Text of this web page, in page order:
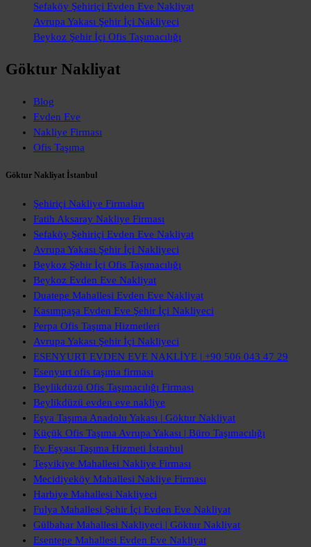
Sefaköy Şehiriçi Evden Eve Nakliyat
Avrupa Yakası Şehir İçi Nakliyeci
Beykoz Şehir İçi Ofis Taşımacılığı
Göktur Nakliyat
Blog
Evden Eve
Nakliye Firması
Ofis Taşıma
Göktur Nakliyat İstanbul
Şehiriçi Nakliye Firmaları
Fatih Aksaray Nakliye Firması
Sefaköy Şehiriçi Evden Eve Nakliyat
Avrupa Yakası Şehir İçi Nakliyeci
Beykoz Şehir İçi Ofis Taşımacılığı
Beykoz Evden Eve Nakliyat
Duatepe Mahallesi Evden Eve Nakliyat
Kasımpaşa Evden Eve Şehir İçi Nakliyeci
Perpa Ofis Taşıma Hizmetleri
Avrupa Yakası Şehir İçi Nakliyeci
ESENYURT EVDEN EVE NAKLİYE | +90 506 043 47 29
Esenyurt ofis taşıma firması
Beylikdüzü Ofis Taşımacılığı Firması
Beylikdüzü evden eve nakliye
Eşya Taşıma Anadolu Yakası | Göktur Nakliyat
Küçük Ofis Taşıma Avrupa Yakası | Büro Taşımacılığı
Ev Eşyası Taşıma Hizmeti İstanbul
Teşvikiye Mahallesi Nakliye Firması
Mecidiyeköy Mahallesi Nakliye Firması
Harbiye Mahallesi Nakliyeci
Fulya Mahallesi Şehir İçi Evden Eve Nakliyat
Gülbahar Mahallesi Nakliyeci | Göktur Nakliyat
Esentepe Mahallesi Evden Eve Nakliyat